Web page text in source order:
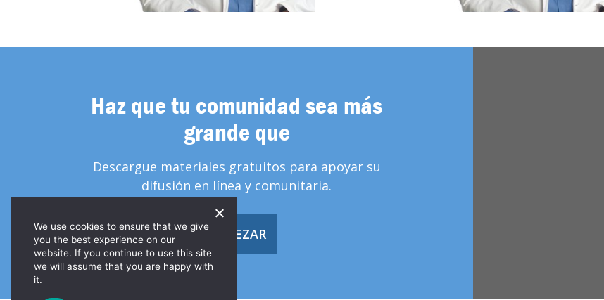
Haz que tu comunidad sea más
grande que
Descargue materiales gratuitos para apoyar su
difusión en línea y comunitaria.
EMPEZAR
We use cookies to ensure that we give
you the best experience on our
website. If you continue to use this site
we will assume that you are happy with
it.